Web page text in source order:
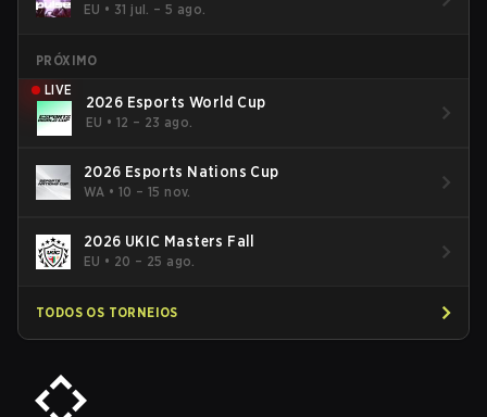
EU • 31 jul. – 5 ago.
PRÓXIMO
LIVE
2026 Esports World Cup
EU • 12 – 23 ago.
2026 Esports Nations Cup
WA •10 – 15 nov.
2026 UKIC Masters Fall
EU • 20 – 25 ago.
TODOS OS TORNEIOS